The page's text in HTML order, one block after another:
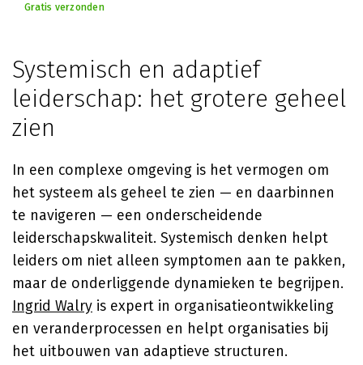
Gratis verzonden
Systemisch en adaptief
leiderschap: het grotere geheel
zien
In een complexe omgeving is het vermogen om
het systeem als geheel te zien — en daarbinnen
te navigeren — een onderscheidende
leiderschapskwaliteit. Systemisch denken helpt
leiders om niet alleen symptomen aan te pakken,
maar de onderliggende dynamieken te begrijpen.
Ingrid Walry is expert in organisatieontwikkeling
en veranderprocessen en helpt organisaties bij
het uitbouwen van adaptieve structuren.